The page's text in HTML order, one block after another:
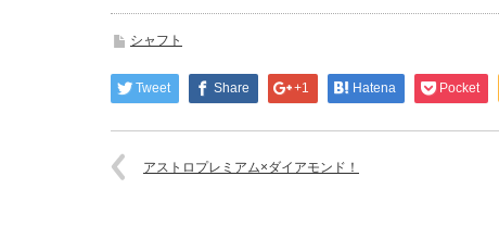
シャフト
Tweet Share +1 Hatena Pocket
アストロプレミアム×ダイアモンド！